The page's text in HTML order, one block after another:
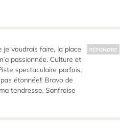
je voudrais faire, la place
passionnée. Culture et
spectaculaire parfois,
étonnée!! Bravo de
tendresse. Sanfroise
RÉPONDRE